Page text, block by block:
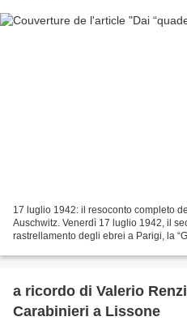
17 luglio 1942: il resoconto completo
Auschwitz. Venerdì 17 luglio 1942, il
rastrellamento degli ebrei a Parigi, la
a ricordo di Valerio
Carabinieri a Lissone